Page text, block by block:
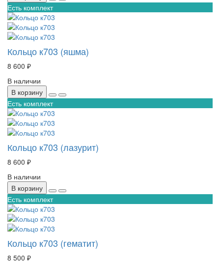
Есть комплект
Кольцо к703 (яшма)
8 600 ₽
В наличии
В корзину
Есть комплект
Кольцо к703 (лазурит)
8 600 ₽
В наличии
В корзину
Есть комплект
Кольцо к703 (гематит)
8 500 ₽